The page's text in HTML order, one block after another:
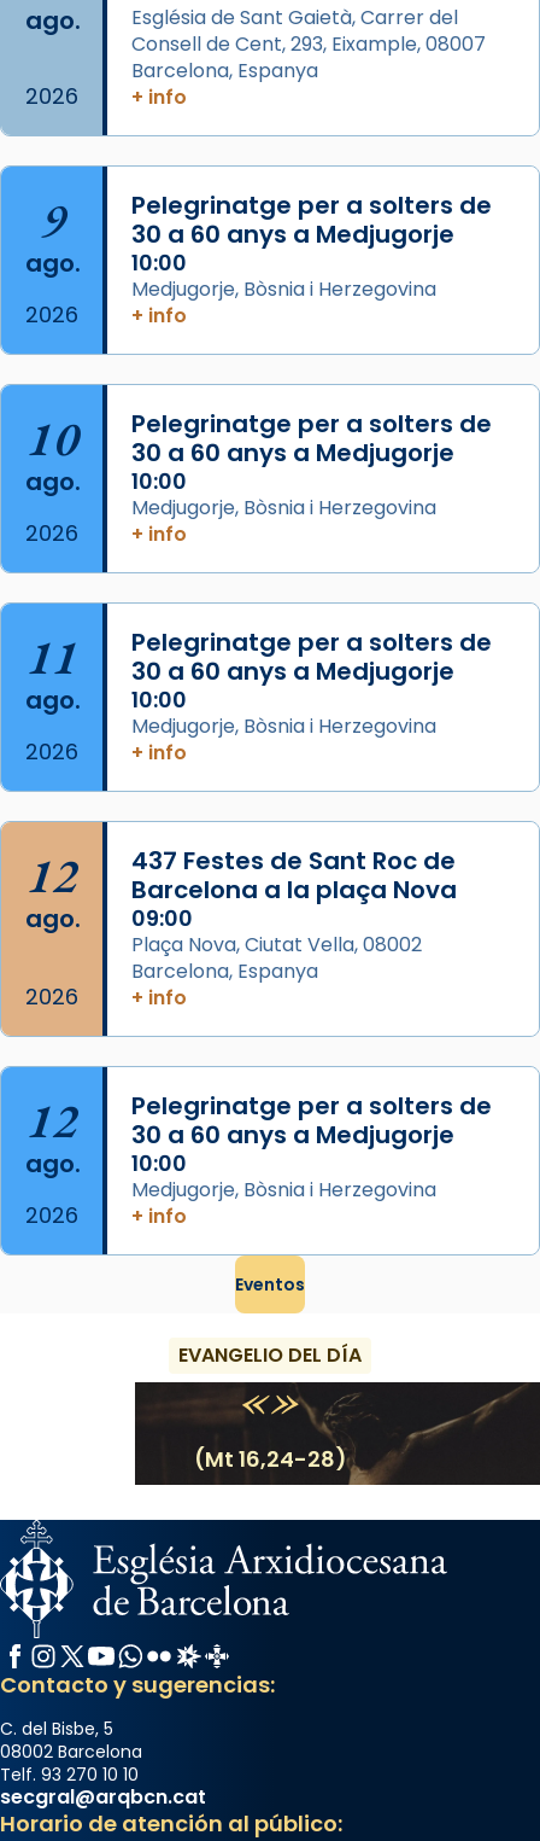
Aquest dilluns, 27 de juliol, ha tingut lloc la
missa d’acció de gràcies en agraïment al
comitè organitzador de la visita apostòlica
L’arquebisbe de Barcelona, el cardenal Joan
Josep Omella, ha presidit la missa i l’ha
concelebrat el bisbe auxiliar de Barcelona,
Mons. David Abadías.
📸 Dr. G. Simón
Foto
Arquebisbat de Barcelona
2 weeks ago
Memòria de les santes Juliana i
Acompanyant la història de sant Cugat, a
partir de l’Edat Mitjana sorgeix la tradició
que les santes Juliana (“relatiu a Júlia”) i
Semproniana (“relatiu a Semprònia =
eterna”) són deixebles seves. I l’any 1667, el
frare Joan Gaspar Roig, afirma en una obra
que les santes són filles de l’antiga Iluro.
Mataró en reivindicarà les relíq
Foto
View on Facebook · Share
ago.
2026
Església de Sant Gaietà, Carrer del
Consell de Cent, 293, Eixample, 08007
Barcelona, Espanya
+ info
9
ago.
2026
Pelegrinatge per a solters de
30 a 60 anys a Medjugorje
10:00
Medjugorje, Bòsnia i Herzegovina
+ info
10
ago.
2026
Pelegrinatge per a solters de
30 a 60 anys a Medjugorje
10:00
Medjugorje, Bòsnia i Herzegovina
+ info
11
ago.
2026
Pelegrinatge per a solters de
30 a 60 anys a Medjugorje
10:00
Medjugorje, Bòsnia i Herzegovina
+ info
12
ago.
2026
437 Festes de Sant Roc de
Barcelona a la plaça Nova
09:00
Plaça Nova, Ciutat Vella, 08002
Barcelona, Espanya
+ info
12
ago.
2026
Pelegrinatge per a solters de
30 a 60 anys a Medjugorje
10:00
Medjugorje, Bòsnia i Herzegovina
+ info
Eventos
EVANGELIO DEL DÍA
(Mt 16,24-28)
Facebook
Instagram
X / Twitter
YouTube
WhatsApp
FlickrRadio Estel
Catalunya Cristiana
Contacto y sugerencias:
C. del Bisbe, 5
08002 Barcelona
Telf. 93 270 10 10
secgral@arqbcn.cat
Horario de atención al público: